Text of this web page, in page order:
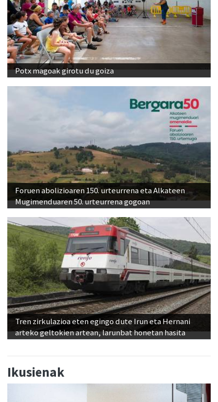
Potx magoak girotu du goiza
Foruen abolizioaren 150. urteurrena eta Alkateen
Mugimenduaren 50. urteurrena gogoan
Tren zirkulazioa eten egingo dute Irun eta Hernani
arteko geltokien artean, larunbat honetan hasita
Ikusienak